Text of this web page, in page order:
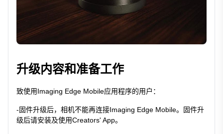
升级内容和准备工作
致使用Imaging Edge Mobile应用程序的用户：
-固件升级后，相机不能再连接Imaging Edge Mobile。固件升
级后请安装及使用Creators' App。